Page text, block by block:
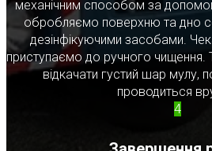
механічним способом за
обробляємо поверхню та дно
дезінфікуючими засобами.
приступаємо до ручного чищення.
відкачати густий шар мулу,
проводиться
4